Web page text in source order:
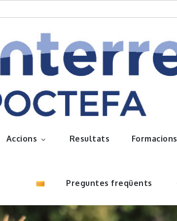
Accions Resultats Formacions
Preguntes freqüents